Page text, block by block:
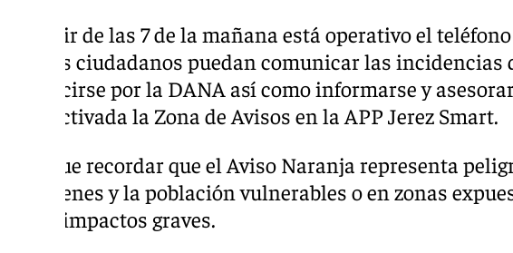
A partir de las 7 de la mañana está operativo el
que los ciudadanos puedan comunicar las incidencias
producirse por la DANA así como informarse y
está activada la Zona de Avisos en la APP Jerez Smart.
Hay que recordar que el Aviso Naranja representa
Los bienes y la población vulnerables o en zonas
sufrir impactos graves.